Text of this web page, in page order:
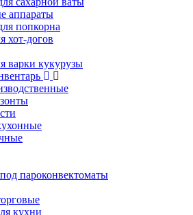
аппараты
попкорна
хот-догов
варки кукурузы
пароконвектоматы
кухни